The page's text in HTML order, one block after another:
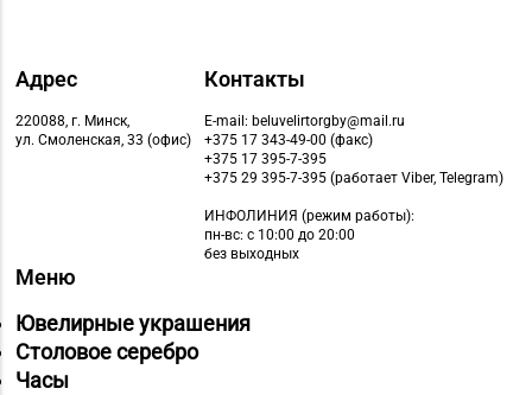
Адрес
220088, г. Минск,
ул. Смоленская, 33 (офис)
Контакты
E-mail: beluvelirtorgby@mail.ru
+375 17 343-49-00 (факс)
+375 17 395-7-395
+375 29 395-7-395 (работает Viber, Telegram)
ИНФОЛИНИЯ (режим работы):
пн-вс: с 10:00 до 20:00
без выходных
Меню
Ювелирные украшения
Столовое серебро
Часы